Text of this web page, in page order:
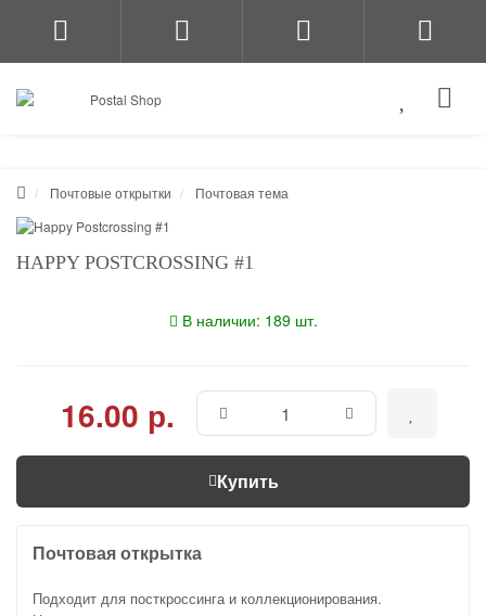
Почтовые открытки Почтовая тема
HAPPY POSTCROSSING #1
В наличии: 189 шт.
16.00 р.
Купить
Почтовая открытка
Подходит для посткроссинга и коллекционирования.